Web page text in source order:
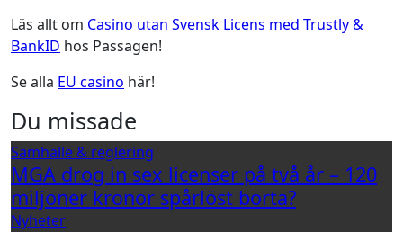
Läs allt om Casino utan Svensk Licens med Trustly &
BankID hos Passagen!
Se alla EU casino här!
Du missade
Samhälle & reglering
MGA drog in sex licenser på två år – 120
miljoner kronor spårlöst borta?
Nyheter